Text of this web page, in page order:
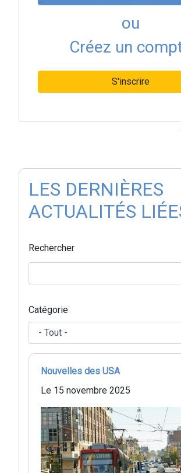
ou
Créez un
S'inscrire
LES DERNIÈRES
ACTUALITÉS
Rechercher
Catégorie
Nouvelles des USA
Le 15 novembre 2025